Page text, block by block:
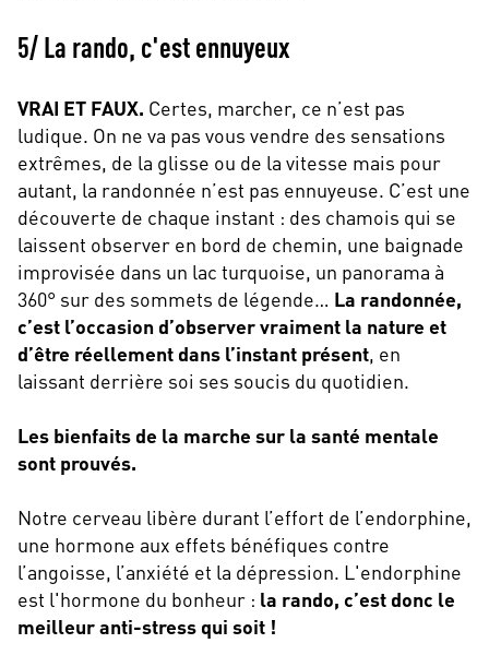
5/ La rando, c'est ennuyeux
VRAI ET FAUX. Certes, marcher, ce n’est pas
ludique. On ne va pas vous vendre des sensations
extrêmes, de la glisse ou de la vitesse mais pour
autant, la randonnée n’est pas ennuyeuse. C’est une
découverte de chaque instant : des chamois qui se
laissent observer en bord de chemin, une baignade
improvisée dans un lac turquoise, un panorama à
360° sur des sommets de légende… La randonnée,
c’est l’occasion d’observer vraiment la nature et
d’être réellement dans l’instant présent, en
laissant derrière soi ses soucis du quotidien.
Les bienfaits de la marche sur la santé mentale
sont prouvés.
Notre cerveau libère durant l’effort de l’endorphine,
une hormone aux effets bénéfiques contre
l’angoisse, l’anxiété et la dépression. L'endorphine
est l'hormone du bonheur : la rando, c’est donc le
meilleur anti-stress qui soit !